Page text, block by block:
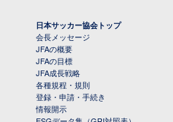
日本サッカー協会トップ
会長メッセージ
JFAの概要
JFAの目標
JFA成長戦略
各種規程・規則
登録・申請・手続き
情報開示